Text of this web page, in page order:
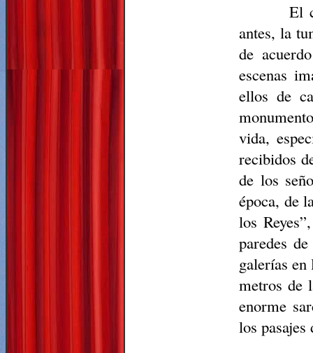
El
antes, la
de
escenas
ellos de
vida,
recibidos
de los
época, de
los
paredes
galerías en
metros de
enorme
los